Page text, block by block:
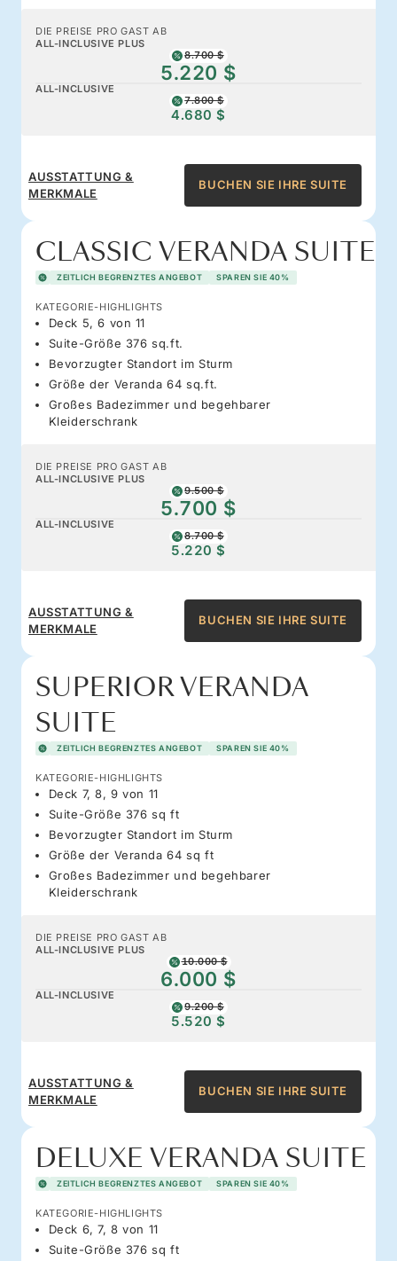
DIE PREISE PRO GAST AB
ALL-INCLUSIVE PLUS
8.700 $
5.220 $
ALL-INCLUSIVE
7.800 $
4.680 $
AUSSTATTUNG &
MERKMALE
BUCHEN SIE IHRE SUITE
CLASSIC VERANDA SUITE
ZEITLICH BEGRENZTES ANGEBOT SPAREN SIE 40%
KATEGORIE-HIGHLIGHTS
Deck 5, 6 von 11
Suite-Größe 376 sq.ft.
Bevorzugter Standort im Sturm
Größe der Veranda 64 sq.ft.
Großes Badezimmer und begehbarer
Kleiderschrank
DIE PREISE PRO GAST AB
ALL-INCLUSIVE PLUS
9.500 $
5.700 $
ALL-INCLUSIVE
8.700 $
5.220 $
AUSSTATTUNG &
MERKMALE
BUCHEN SIE IHRE SUITE
SUPERIOR VERANDA
SUITE
ZEITLICH BEGRENZTES ANGEBOT SPAREN SIE 40%
KATEGORIE-HIGHLIGHTS
Deck 7, 8, 9 von 11
Suite-Größe 376 sq ft
Bevorzugter Standort im Sturm
Größe der Veranda 64 sq ft
Großes Badezimmer und begehbarer
Kleiderschrank
DIE PREISE PRO GAST AB
ALL-INCLUSIVE PLUS
10.000 $
6.000 $
ALL-INCLUSIVE
9.200 $
5.520 $
AUSSTATTUNG &
MERKMALE
BUCHEN SIE IHRE SUITE
DELUXE VERANDA SUITE
ZEITLICH BEGRENZTES ANGEBOT SPAREN SIE 40%
KATEGORIE-HIGHLIGHTS
Deck 6, 7, 8 von 11
Suite-Größe 376 sq ft